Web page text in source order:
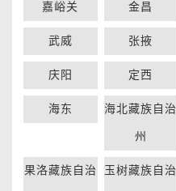
嘉峪关 金昌
武威 张掖
庆阳 定西
海东 海北藏族自治
州
果洛藏族自治 玉树藏族自治